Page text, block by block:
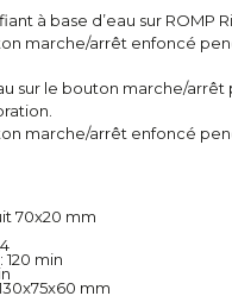
à base d’eau sur ROMP
marche/arrêt enfoncé
sur le bouton marche/arrêt
marche/arrêt enfoncé
70x20 mm
min
mm